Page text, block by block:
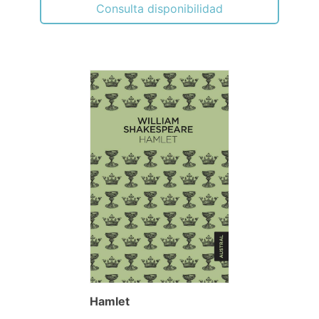
Consulta disponibilidad
Hamlet